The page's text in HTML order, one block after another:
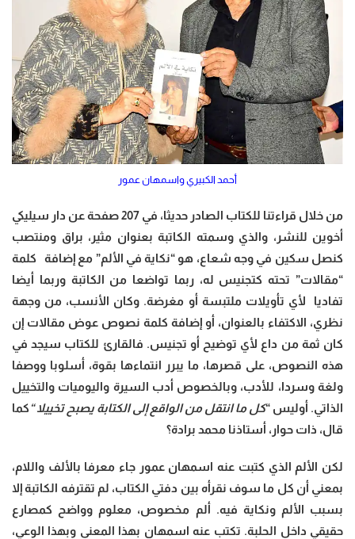
أحمد الكبيري واسمهان عمور
من خلال قراءتنا للكتاب الصادر حديثا، في 207 صفحة عن دار سيليكي
أخوين للنشر، والذي وسمته الكاتبة بعنوان مثير، براق ومنتصب
كنصل سكين في وجه شعاع، هو “نكاية في الألم” مع إضافة كلمة
“مقالات” تحته كتجنيس له، ربما تواضعا من الكاتبة وربما أيضا
تفاديا لأي تأويلات ملتبسة أو مغرضة. وكان الأنسب، من وجهة
نظري، الاكتفاء بالعنوان، أو إضافة كلمة نصوص عوض مقالات إن
كان ثمة من داع لأي توضيح أو تجنيس. فالقارئ للكتاب سيجد في
هذه النصوص، على قصرها، ما يبرر انتماءها بقوة، أسلوبا ووصفا
ولغة وسردا، للأدب، وبالخصوص أدب السيرة واليوميات والتخييل
الذاتي. أوليس “كل ما انتقل من الواقع إلى الكتابة يصبح تخييلا “ كما
قال، ذات حوار، أستاذنا محمد برادة؟
لكن الألم الذي كتبت عنه اسمهان عمور جاء معرفا بالألف واللام،
بمعني أن كل ما سوف نقرأه بين دفتي الكتاب، لم تقترفه الكاتبة إلا
بسبب الألم ونكاية فيه. ألم مخصوص، معلوم وواضح كمصارع
حقيقي داخل الحلبة. تكتب عنه اسمهان بهذا المعنى وبهذا الوعي،